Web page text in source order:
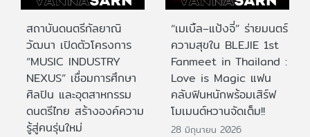
สถาบันดนตรีกัลยาณิ
วัฒนา เปิดตัวโครงการ
“MUSIC INDUSTRY
NEXUS” เชื่อมการศึกษา
ศิลปิน และอุตสาหกรรม
ดนตรีไทย สร้างองค์ความ
รู้สู่คนรุ่นใหม่
“เมเบิ้ล–แป้งจี่” ร่ายมนตร์
ความสุขใน BLEJIE 1st
Fanmeet in Thailand :
Love is Magic แฟน
คลับฟินหนักพร้อมเสิร์ฟ
โมเมนต์หวานจัดเต็ม!!
28 มิถุนายน 2026